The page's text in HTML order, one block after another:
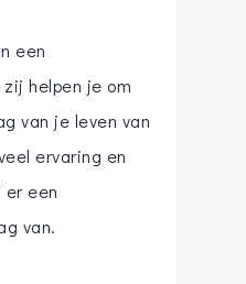
een
zij helpen je om
van je leven van
ervaring en
er een
van.